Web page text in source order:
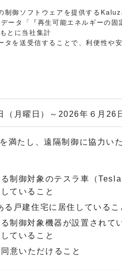
制御ソフトウェアを提供する
ータ「『再生可能エネルギーの
とに当社集計
タを送受信することで、利便性や
（月曜日）～2026年６月26
満たし、遠隔制御に協力い
制御対象のテスラ車（
ていること
る戸建住宅に居住しているこ
制御対象機器が設置されて
ていること
意いただけること